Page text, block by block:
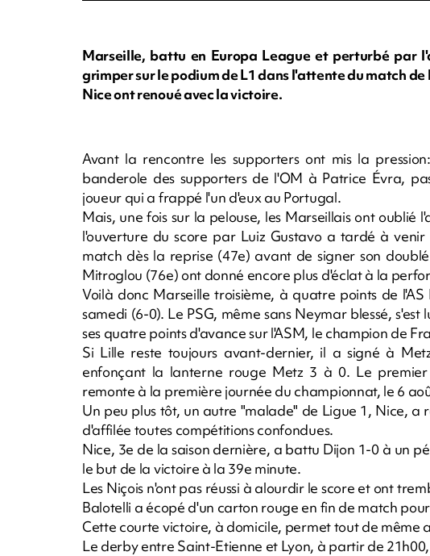
Marseille, battu en Europa League et perturbé par
grimper sur le podium de L1 dans l'attente du match
Nice ont renoué avec la victoire.
Avant la rencontre les supporters ont mis la
banderole des supporters de l'OM à Patrice Évra,
joueur qui a frappé l'un d'eux au Portugal.
Mais, une fois sur la pelouse, les Marseillais ont
l'ouverture du score par Luiz Gustavo a tardé à
match dès la reprise (47e) avant de signer son
Mitroglou (76e) ont donné encore plus d'éclat à la
Voilà donc Marseille troisième, à quatre points de
samedi (6-0). Le PSG, même sans Neymar blessé,
ses quatre points d'avance sur l'ASM, le champion de
Si Lille reste toujours avant-dernier, il a signé à
enfonçant la lanterne rouge Metz 3 à 0. Le
remonte à la première journée du championnat, le 6
Un peu plus tôt, un autre "malade" de Ligue 1, Nice, a
d'affilée toutes compétitions confondues.
Nice, 3e de la saison dernière, a battu Dijon 1-0 à un
le but de la victoire à la 39e minute.
Les Niçois n'ont pas réussi à alourdir le score et ont
Balotelli a écopé d'un carton rouge en fin de match
Cette courte victoire, à domicile, permet tout de même
Le derby entre Saint-Etienne et Lyon, à partir de